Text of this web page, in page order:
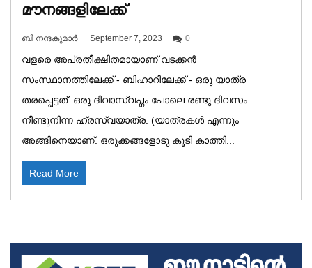
മൗനങ്ങളിലേക്ക്
ബി നന്ദകുമാർ September 7, 2023 0
വളരെ അപ്രതീക്ഷിതമായാണ് വടക്കൻ
സംസ്ഥാനത്തിലേക്ക് - ബിഹാറിലേക്ക് - ഒരു യാത്ര
തരപ്പെട്ടത്. ഒരു ദിവാസ്വപ്നം പോലെ രണ്ടു ദിവസം
നീണ്ടുനിന്ന ഹ്രസ്വയാത്ര. (യാത്രകൾ എന്നും
അങ്ങിനെയാണ്. ഒരുക്കങ്ങളോടു കൂടി കാത്തി...
Read More